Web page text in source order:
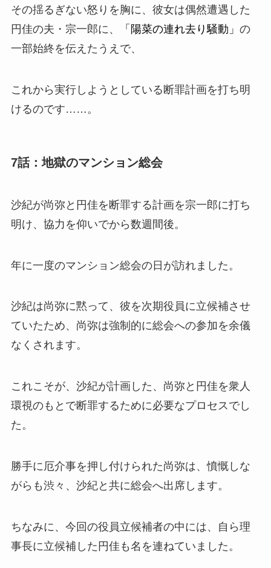
その揺るぎない怒りを胸に、彼女は偶然遭遇した
円佳の夫・宗一郎に、
「陽菜の連れ去り騒動」 の
一部始終を伝えたうえで、
これから実行しようとしている 断罪計画を打ち明
けるのです……。
7話：地獄のマンション総会
沙紀が尚弥と円佳を断罪する計画を宗一郎に打ち
明け、協力を仰いでから数週間後。
年に一度のマンション総会の日が訪れました。
沙紀は尚弥に黙って、彼を次期役員に立候補させ
ていたため、尚弥は強制的に総会への参加を余儀
なくされます。
これこそが、沙紀が計画した、尚弥と円佳を衆人
環視のもとで断罪するために必要なプロセスでし
た。
勝手に厄介事を押し付けられた尚弥は、憤慨しな
がらも渋々、沙紀と共に総会へ出席します。
ちなみに、今回の役員立候補者の中には、自ら理
事長に立候補した円佳も名を連ねていました。